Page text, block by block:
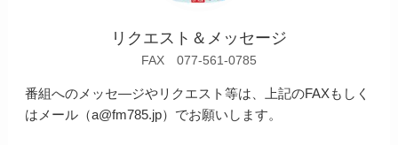
リクエスト＆メッセージ
FAX 077-561-0785
番組へのメッセ―ジやリクエスト等は、上記のFAXもしく
はメール（a@fm785.jp）でお願いします。